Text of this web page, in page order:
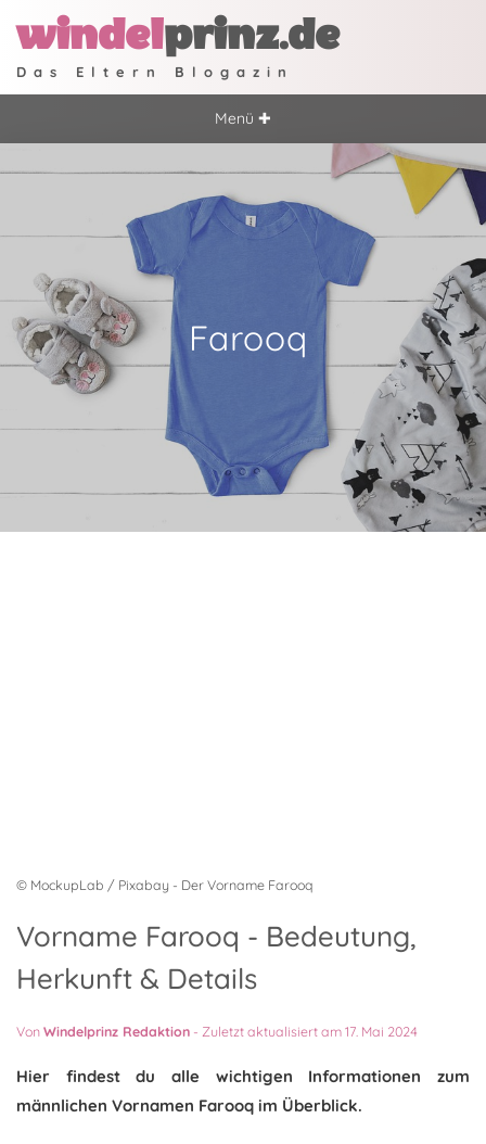
windelprinz.de
Das Eltern Blogazin
Menü ✚
Farooq
© MockupLab / Pixabay - Der Vorname Farooq
Vorname Farooq - Bedeutung,
Herkunft & Details
VonWindelprinz Redaktion - Zuletzt aktualisiert am 17. Mai 2024
Hier findest du alle wichtigen Informationen zum
männlichen Vornamen Farooq im Überblick.